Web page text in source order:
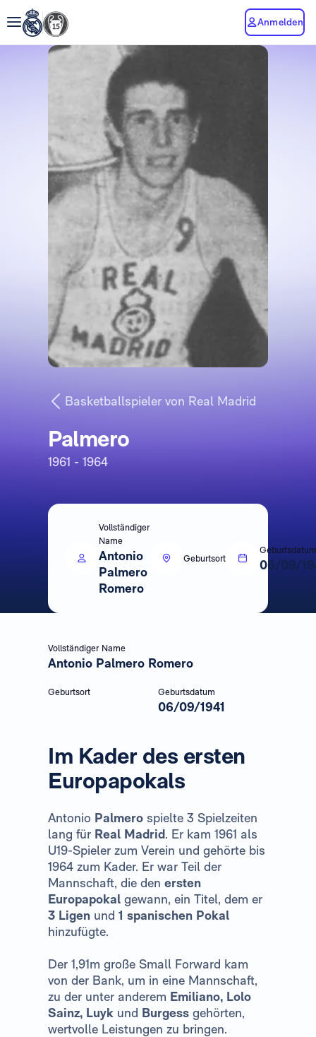
Anmelden
Basketballspieler von Real Madrid
Palmero
1961 - 1964
Vollständiger
Name
Antonio
Palmero
Romero
Geburtsort
Geburtsdatum
06/09/
Vollständiger Name
Antonio Palmero Romero
Geburtsort Geburtsdatum
06/09/1941
Im Kader des ersten
Europapokals
Antonio Palmero spielte 3 Spielzeiten
lang für Real Madrid. Er kam 1961 als
U19-Spieler zum Verein und gehörte bis
1964 zum Kader. Er war Teil der
Mannschaft, die den ersten
Europapokal gewann, ein Titel, dem er
3 Ligen und 1 spanischen Pokal
hinzufügte.
Der 1,91m große Small Forward kam
von der Bank, um in eine Mannschaft,
zu der unter anderem Emiliano, Lolo
Sainz, Luyk und Burgess gehörten,
wertvolle Leistungen zu bringen.